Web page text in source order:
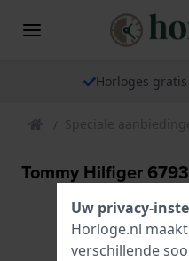
Horloges
Speciale
Tommy Hilfiger
Uw privacy-
Horloge.nl
verschillende